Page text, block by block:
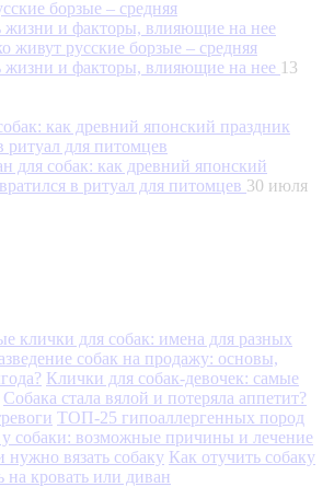
живут русские борзые – средняя
жизни и факторы, влияющие на нее 13
для собак: как древний японский
в ритуал для питомцев 30 июля
клички для собак: имена для разных
собак на продажу: основы,
Клички для собак-девочек: самые
Собака стала вялой и потеряла аппетит?
ТОП-25 гипоаллергенных пород
у собаки: возможные причины и лечение
нужно вязать собаку Как отучить собаку
на кровать или диван